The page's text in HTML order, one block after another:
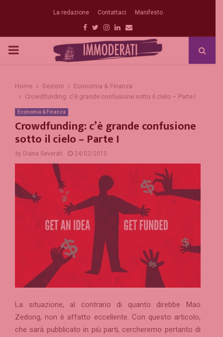
La redazione Contattaci Manifesto
Facebook
Twitter
Instagram
Linkedin
Email
PRIMARY
Home Sezioni
Economia & Finanza
Crowdfunding: c’è grande confusione sotto il cielo – Parte I
Economia & Finanza
Crowdfunding: c’è grande confusione
sotto il cielo – Parte I
by Diana Severati 24/02/2015
La situazione, al contrario di quanto direbbe Mao
Zedong, non è affatto eccellente. Con questo articolo,
che sarà pubblicato in più parti, cercheremo pertanto di